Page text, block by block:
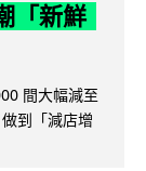
「新鮮
間大幅減至
到「減店增